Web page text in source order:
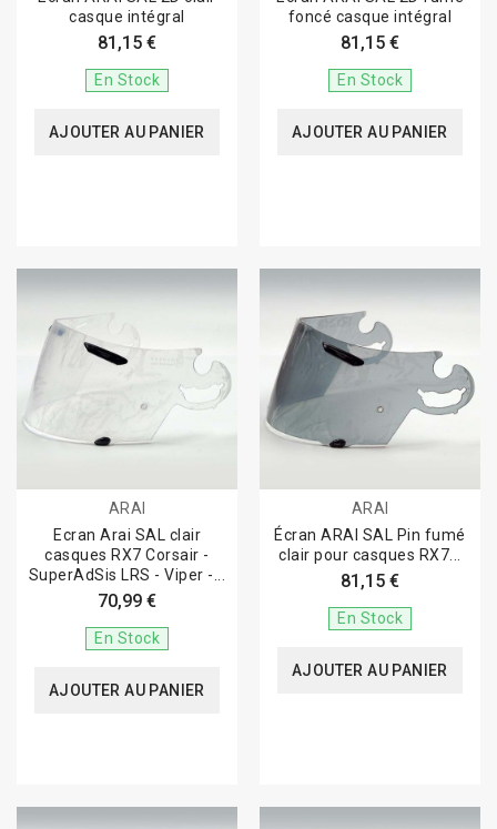
casque intégral
81,15 €
En Stock
AJOUTER AU PANIER
foncé casque intégral
81,15 €
En Stock
AJOUTER AU PANIER
ARAI
Ecran Arai SAL clair
casques RX7 Corsair -
SuperAdSis LRS - Viper -...
70,99 €
En Stock
AJOUTER AU PANIER
ARAI
Écran ARAI SAL Pin fumé
clair pour casques RX7...
81,15 €
En Stock
AJOUTER AU PANIER